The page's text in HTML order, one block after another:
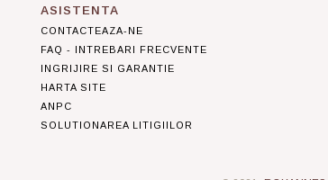
ASISTENTA
CONTACTEAZA-NE
FAQ - INTREBARI FRECVENTE
INGRIJIRE SI GARANTIE
HARTA SITE
ANPC
SOLUTIONAREA LITIGIILOR